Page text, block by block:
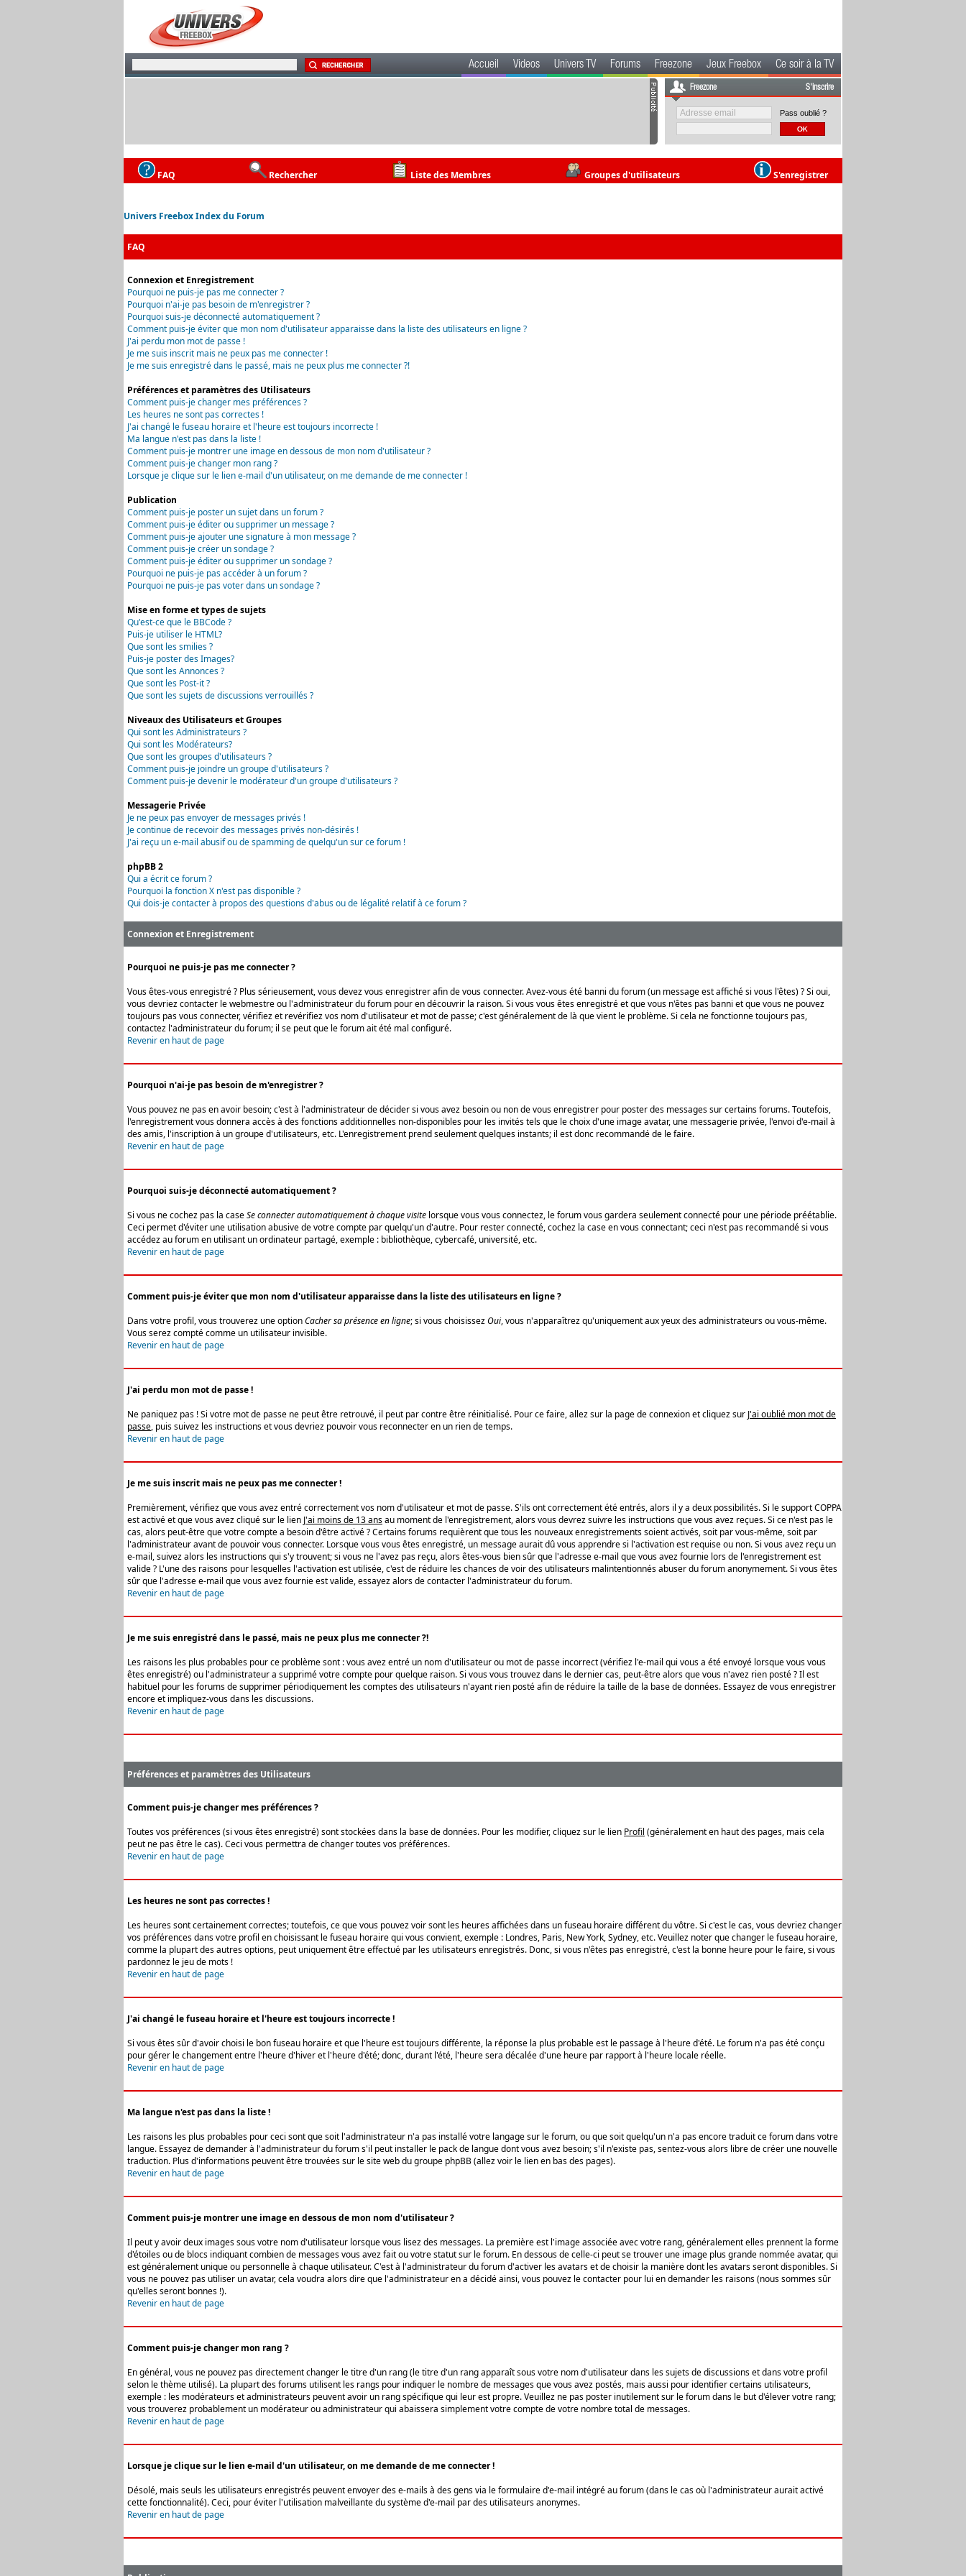
Accueil Videos Univers TV Forums Freezone Jeux Freebox Ce soir à la TV
Freezone S'inscrire
Pass oublié ?
FAQ Rechercher Liste des Membres Groupes d'utilisateurs S'enregistrer
Univers Freebox Index du Forum
FAQ
Connexion et Enregistrement
Pourquoi ne puis-je pas me connecter ?
Pourquoi n'ai-je pas besoin de m'enregistrer ?
Pourquoi suis-je déconnecté automatiquement ?
Comment puis-je éviter que mon nom d'utilisateur apparaisse dans la liste des utilisateurs en ligne ?
J'ai perdu mon mot de passe !
Je me suis inscrit mais ne peux pas me connecter !
Je me suis enregistré dans le passé, mais ne peux plus me connecter ?!
Préférences et paramètres des Utilisateurs
Comment puis-je changer mes préférences ?
Les heures ne sont pas correctes !
J'ai changé le fuseau horaire et l'heure est toujours incorrecte !
Ma langue n'est pas dans la liste !
Comment puis-je montrer une image en dessous de mon nom d'utilisateur ?
Comment puis-je changer mon rang ?
Lorsque je clique sur le lien e-mail d'un utilisateur, on me demande de me connecter !
Publication
Comment puis-je poster un sujet dans un forum ?
Comment puis-je éditer ou supprimer un message ?
Comment puis-je ajouter une signature à mon message ?
Comment puis-je créer un sondage ?
Comment puis-je éditer ou supprimer un sondage ?
Pourquoi ne puis-je pas accéder à un forum ?
Pourquoi ne puis-je pas voter dans un sondage ?
Mise en forme et types de sujets
Qu'est-ce que le BBCode ?
Puis-je utiliser le HTML?
Que sont les smilies ?
Puis-je poster des Images?
Que sont les Annonces ?
Que sont les Post-it ?
Que sont les sujets de discussions verrouillés ?
Niveaux des Utilisateurs et Groupes
Qui sont les Administrateurs ?
Qui sont les Modérateurs?
Que sont les groupes d'utilisateurs ?
Comment puis-je joindre un groupe d'utilisateurs ?
Comment puis-je devenir le modérateur d'un groupe d'utilisateurs ?
Messagerie Privée
Je ne peux pas envoyer de messages privés !
Je continue de recevoir des messages privés non-désirés !
J'ai reçu un e-mail abusif ou de spamming de quelqu'un sur ce forum !
phpBB 2
Qui a écrit ce forum ?
Pourquoi la fonction X n'est pas disponible ?
Qui dois-je contacter à propos des questions d'abus ou de légalité relatif à ce forum ?
Connexion et Enregistrement
Pourquoi ne puis-je pas me connecter ?
Vous êtes-vous enregistré ? Plus sérieusement, vous devez vous enregistrer afin de vous connecter. Avez-vous été banni du forum (un message est affiché si vous l'êtes) ? Si oui,
vous devriez contacter le webmestre ou l'administrateur du forum pour en découvrir la raison. Si vous vous êtes enregistré et que vous n'êtes pas banni et que vous ne pouvez
toujours pas vous connecter, vérifiez et revérifiez vos nom d'utilisateur et mot de passe; c'est généralement de là que vient le problème. Si cela ne fonctionne toujours pas,
contactez l'administrateur du forum; il se peut que le forum ait été mal configuré.
Revenir en haut de page
Pourquoi n'ai-je pas besoin de m'enregistrer ?
Vous pouvez ne pas en avoir besoin; c'est à l'administrateur de décider si vous avez besoin ou non de vous enregistrer pour poster des messages sur certains forums. Toutefois,
l'enregistrement vous donnera accès à des fonctions additionnelles non-disponibles pour les invités tels que le choix d'une image avatar, une messagerie privée, l'envoi d'e-mail à
des amis, l'inscription à un groupe d'utilisateurs, etc. L'enregistrement prend seulement quelques instants; il est donc recommandé de le faire.
Revenir en haut de page
Pourquoi suis-je déconnecté automatiquement ?
Si vous ne cochez pas la caseSe connecter automatiquement à chaque visite lorsque vous vous connectez, le forum vous gardera seulement connecté pour une période préétablie.
Ceci permet d'éviter une utilisation abusive de votre compte par quelqu'un d'autre. Pour rester connecté, cochez la case en vous connectant; ceci n'est pas recommandé si vous
accédez au forum en utilisant un ordinateur partagé, exemple : bibliothèque, cybercafé, université, etc.
Revenir en haut de page
Comment puis-je éviter que mon nom d'utilisateur apparaisse dans la liste des utilisateurs en ligne ?
Dans votre profil, vous trouverez une optionCacher sa présence en ligne; si vous choisissezOui, vous n'apparaîtrez qu'uniquement aux yeux des administrateurs ou vous-même.
Vous serez compté comme un utilisateur invisible.
Revenir en haut de page
J'ai perdu mon mot de passe !
Ne paniquez pas ! Si votre mot de passe ne peut être retrouvé, il peut par contre être réinitialisé. Pour ce faire, allez sur la page de connexion et cliquez sur J'ai oublié mon mot de
passe, puis suivez les instructions et vous devriez pouvoir vous reconnecter en un rien de temps.
Revenir en haut de page
Je me suis inscrit mais ne peux pas me connecter !
Premièrement, vérifiez que vous avez entré correctement vos nom d'utilisateur et mot de passe. S'ils ont correctement été entrés, alors il y a deux possibilités. Si le support COPPA
est activé et que vous avez cliqué sur le lien J'ai moins de 13 ansau moment de l'enregistrement, alors vous devrez suivre les instructions que vous avez reçues. Si ce n'est pas le
cas, alors peut-être que votre compte a besoin d'être activé ? Certains forums requièrent que tous les nouveaux enregistrements soient activés, soit par vous-même, soit par
l'administrateur avant de pouvoir vous connecter. Lorsque vous vous êtes enregistré, un message aurait dû vous apprendre si l'activation est requise ou non. Si vous avez reçu un
e-mail, suivez alors les instructions qui s'y trouvent; si vous ne l'avez pas reçu, alors êtes-vous bien sûr que l'adresse e-mail que vous avez fournie lors de l'enregistrement est
valide ? L'une des raisons pour lesquelles l'activation est utilisée, c'est de réduire les chances de voir des utilisateurs malintentionnés abuser du forum anonymement. Si vous êtes
sûr que l'adresse e-mail que vous avez fournie est valide, essayez alors de contacter l'administrateur du forum.
Revenir en haut de page
Je me suis enregistré dans le passé, mais ne peux plus me connecter ?!
Les raisons les plus probables pour ce problème sont : vous avez entré un nom d'utilisateur ou mot de passe incorrect (vérifiez l'e-mail qui vous a été envoyé lorsque vous vous
êtes enregistré) ou l'administrateur a supprimé votre compte pour quelque raison. Si vous vous trouvez dans le dernier cas, peut-être alors que vous n'avez rien posté ? Il est
habituel pour les forums de supprimer périodiquement les comptes des utilisateurs n'ayant rien posté afin de réduire la taille de la base de données. Essayez de vous enregistrer
encore et impliquez-vous dans les discussions.
Revenir en haut de page
Préférences et paramètres des Utilisateurs
Comment puis-je changer mes préférences ?
Toutes vos préférences (si vous êtes enregistré) sont stockées dans la base de données. Pour les modifier, cliquez sur le lien Profil (généralement en haut des pages, mais cela
peut ne pas être le cas). Ceci vous permettra de changer toutes vos préférences.
Revenir en haut de page
Les heures ne sont pas correctes !
Les heures sont certainement correctes; toutefois, ce que vous pouvez voir sont les heures affichées dans un fuseau horaire différent du vôtre. Si c'est le cas, vous devriez changer
vos préférences dans votre profil en choisissant le fuseau horaire qui vous convient, exemple : Londres, Paris, New York, Sydney, etc. Veuillez noter que changer le fuseau horaire,
comme la plupart des autres options, peut uniquement être effectué par les utilisateurs enregistrés. Donc, si vous n'êtes pas enregistré, c'est la bonne heure pour le faire, si vous
pardonnez le jeu de mots !
Revenir en haut de page
J'ai changé le fuseau horaire et l'heure est toujours incorrecte !
Si vous êtes sûr d'avoir choisi le bon fuseau horaire et que l'heure est toujours différente, la réponse la plus probable est le passage à l'heure d'été. Le forum n'a pas été conçu
pour gérer le changement entre l'heure d'hiver et l'heure d'été; donc, durant l'été, l'heure sera décalée d'une heure par rapport à l'heure locale réelle.
Revenir en haut de page
Ma langue n'est pas dans la liste !
Les raisons les plus probables pour ceci sont que soit l'administrateur n'a pas installé votre langage sur le forum, ou que soit quelqu'un n'a pas encore traduit ce forum dans votre
langue. Essayez de demander à l'administrateur du forum s'il peut installer le pack de langue dont vous avez besoin; s'il n'existe pas, sentez-vous alors libre de créer une nouvelle
traduction. Plus d'informations peuvent être trouvées sur le site web du groupe phpBB (allez voir le lien en bas des pages).
Revenir en haut de page
Comment puis-je montrer une image en dessous de mon nom d'utilisateur ?
Il peut y avoir deux images sous votre nom d'utilisateur lorsque vous lisez des messages. La première est l'image associée avec votre rang, généralement elles prennent la forme
d'étoiles ou de blocs indiquant combien de messages vous avez fait ou votre statut sur le forum. En dessous de celle-ci peut se trouver une image plus grande nommée avatar, qui
est généralement unique ou personnelle à chaque utilisateur. C'est à l'administrateur du forum d'activer les avatars et de choisir la manière dont les avatars seront disponibles. Si
vous ne pouvez pas utiliser un avatar, cela voudra alors dire que l'administrateur en a décidé ainsi, vous pouvez le contacter pour lui en demander les raisons (nous sommes sûr
qu'elles seront bonnes !).
Revenir en haut de page
Comment puis-je changer mon rang ?
En général, vous ne pouvez pas directement changer le titre d'un rang (le titre d'un rang apparaît sous votre nom d'utilisateur dans les sujets de discussions et dans votre profil
selon le thème utilisé). La plupart des forums utilisent les rangs pour indiquer le nombre de messages que vous avez postés, mais aussi pour identifier certains utilisateurs,
exemple : les modérateurs et administrateurs peuvent avoir un rang spécifique qui leur est propre. Veuillez ne pas poster inutilement sur le forum dans le but d'élever votre rang;
vous trouverez probablement un modérateur ou administrateur qui abaissera simplement votre compte de votre nombre total de messages.
Revenir en haut de page
Lorsque je clique sur le lien e-mail d'un utilisateur, on me demande de me connecter !
Désolé, mais seuls les utilisateurs enregistrés peuvent envoyer des e-mails à des gens via le formulaire d'e-mail intégré au forum (dans le cas où l'administrateur aurait activé
cette fonctionnalité). Ceci, pour éviter l'utilisation malveillante du système d'e-mail par des utilisateurs anonymes.
Revenir en haut de page